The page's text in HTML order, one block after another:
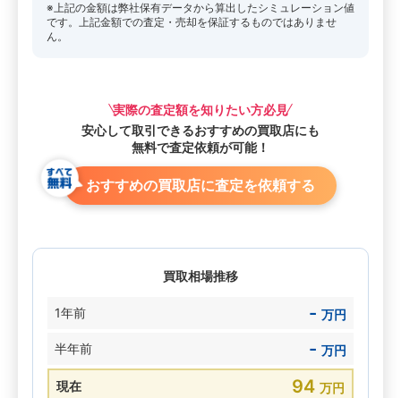
※上記の金額は弊社保有データから算出したシミュレーション値
です。上記金額での査定・売却を保証するものではありませ
ん。
実際の査定額を知りたい方必見
安心して取引できるおすすめの買取店にも
無料で査定依頼が可能！
おすすめの買取店に査定を依頼する
買取相場推移
1年前 - 万円
半年前 - 万円
現在 94 万円